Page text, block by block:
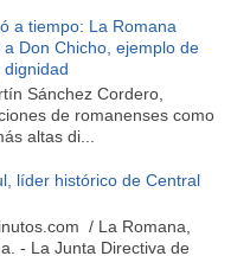
a tiempo: La Romana
Don Chicho, ejemplo de
Sánchez Cordero,
de romanenses como
altas di...
líder histórico de Central
/ La Romana,
- La Junta Directiva de